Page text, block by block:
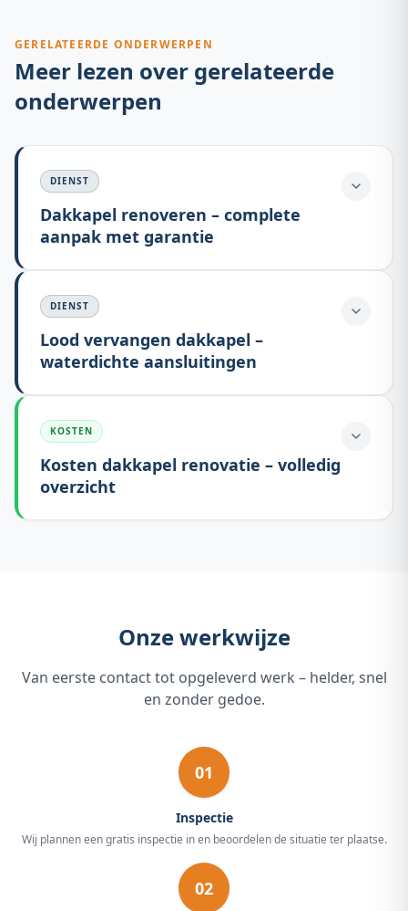
GERELATEERDE ONDERWERPEN
Meer lezen over gerelateerde
onderwerpen
DIENST
Dakkapel renoveren – complete
aanpak met garantie
DIENST
Lood vervangen dakkapel –
waterdichte aansluitingen
KOSTEN
Kosten dakkapel renovatie – volledig
overzicht
Onze werkwijze
Van eerste contact tot opgeleverd werk – helder, snel
en zonder gedoe.
01
Inspectie
Wij plannen een gratis inspectie in en beoordelen de situatie ter plaatse.
02